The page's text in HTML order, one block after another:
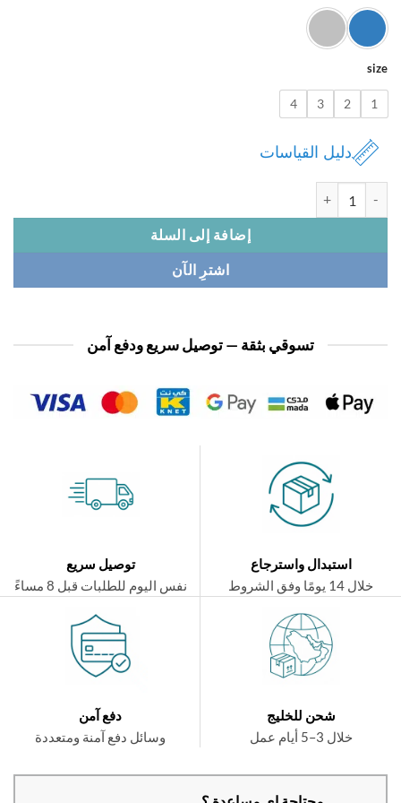
2
3
4
دليل القياسات
إضافة إلى السلة
اشترِ الآن
تسوقي بثقة — توصيل سريع ودفع آمن
استبدال واسترجاع
توصيل سريع
نفس اليوم للطلبات قبل 8 مساءً
شحن للخليج
دفع آمن
وسائل دفع آمنة ومتعددة